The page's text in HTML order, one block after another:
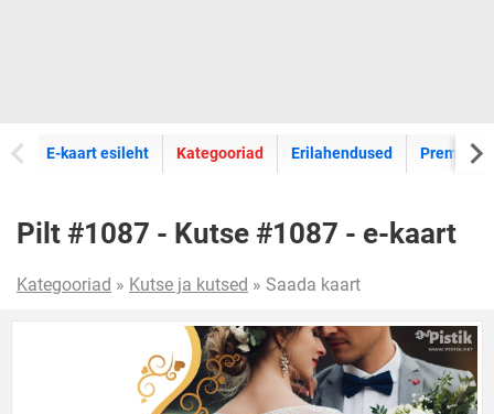
E-kaart esileht E-kaartide
Kategooriad Erilahendused Premium
Pilt #1087 - Kutse #1087 - e-kaart
Kategooriad » Kutse ja kutsed » Saada kaart